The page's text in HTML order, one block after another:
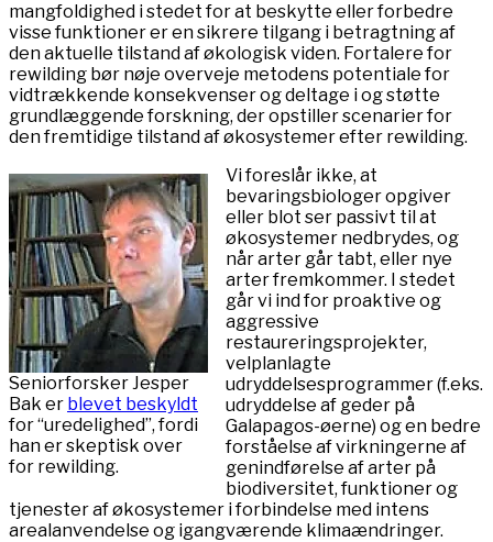
mangfoldighed i stedet for at beskytte eller forbedre
visse funktioner er en sikrere tilgang i betragtning af
den aktuelle tilstand af økologisk viden. Fortalere for
rewilding bør nøje overveje metodens potentiale for
vidtrækkende konsekvenser og deltage i og støtte
grundlæggende forskning, der opstiller scenarier for
den fremtidige tilstand af økosystemer efter rewilding.
Seniorforsker Jesper
Bak er blevet beskyldt
for “uredelighed”, fordi
han er skeptisk over
for rewilding.
Vi foreslår ikke, at
bevaringsbiologer opgiver
eller blot ser passivt til at
økosystemer nedbrydes, og
når arter går tabt, eller nye
arter fremkommer. I stedet
går vi ind for proaktive og
aggressive
restaureringsprojekter,
velplanlagte
udryddelsesprogrammer (f.eks.
udryddelse af geder på
Galapagos-øerne) og en bedre
forståelse af virkningerne af
genindførelse af arter på
biodiversitet, funktioner og
tjenester af økosystemer i forbindelse med intens
arealanvendelse og igangværende klimaændringer.